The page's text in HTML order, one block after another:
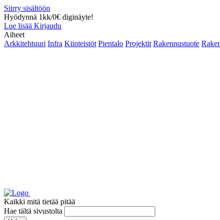
Siirry sisältöön
Hyödynnä 1kk/0€ diginäyte!
Lue lisää Kirjaudu
Aiheet
Arkkitehtuuri Infra Kiinteistöt Pientalo Projektit Rakennustuote
Kaikki mitä tietää pitää
Hae tältä sivustolta